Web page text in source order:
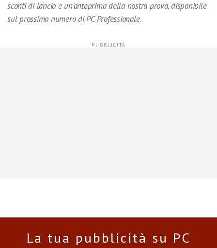
sconti di lancio e un’anteprima della nostra prova, disponibile
sul prossimo numero di PC Professionale.
La tua pubblicità su PC